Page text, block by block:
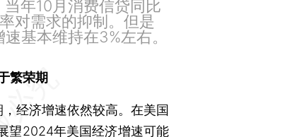
年10月消费信贷同比
对需求的抑制。但是
基本维持在3%左右。
繁荣期
经济增速依然较高。在美国
望2024年美国经济增速可能